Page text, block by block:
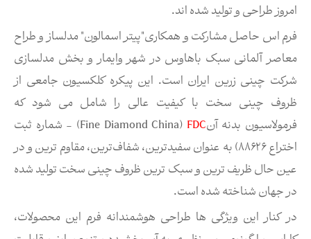
امروز طراحی و تولید شده اند.
فرم اس حاصل مشارکت و همکاری"پیتر اسمالون" مدلساز و طراح
معاصر آلمانی سبک باهاوس در شهر وایمار و بخش مدلسازی
شركت چینی زرین ایران است. این پیکره کلکسیون جامعی از
ظروف چینی سخت با کیفیت عالی را شامل می شود که
فرمولاسیون بدنه آنFDC
(Fine Diamond China) - شماره ثبت
اختراع ۸۸۶۲۶) به عنوان سفیدترین، شفاف‌ترین، مقاوم ترین و در
عین حال ظریف ترین و سبک ترین ظروف چینی سخت تولید شده
در جهان شناخته شده است.
در کنار این ویژگی ها طراحی هوشمندانه فرم این محصولات،